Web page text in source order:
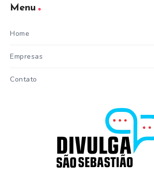
Menu
Home
Empresas
Contato